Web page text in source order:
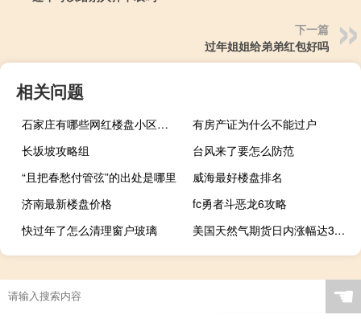
下一篇
过年姐姐给弟弟红包好吗
相关问题
石家庄有哪些网红楼盘小区？介绍5个最知名地产项目
有房产证为什么不能过户
长坂坡攻略组
台风来了要怎么防范
“且把春愁付管弦”的出处是哪里
威海最好楼盘排名
济南最新楼盘价格
fc勇者斗恶龙6攻略
快过年了怎么清理窗户玻璃
美国天然气期货日内涨幅达3.00%现报2.655美元/百万英热
轩辕剑之穹之扉攻略
☚